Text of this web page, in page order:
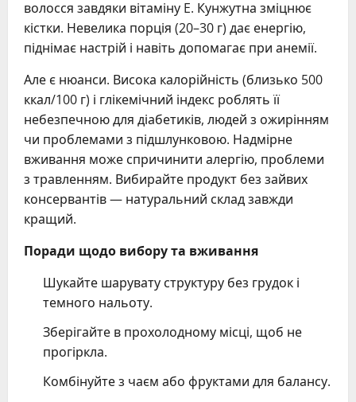
волосся завдяки вітаміну E. Кунжутна зміцнює
кістки. Невелика порція (20–30 г) дає енергію,
піднімає настрій і навіть допомагає при анемії.
Але є нюанси. Висока калорійність (близько 500
ккал/100 г) і глікемічний індекс роблять її
небезпечною для діабетиків, людей з ожирінням
чи проблемами з підшлунковою. Надмірне
вживання може спричинити алергію, проблеми
з травленням. Вибирайте продукт без зайвих
консервантів — натуральний склад завжди
кращий.
Поради щодо вибору та вживання
Шукайте шарувату структуру без грудок і
темного нальоту.
Зберігайте в прохолодному місці, щоб не
прогіркла.
Комбінуйте з чаєм або фруктами для балансу.